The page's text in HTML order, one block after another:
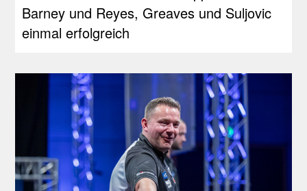
Barney und Reyes, Greaves und Suljovic
einmal erfolgreich